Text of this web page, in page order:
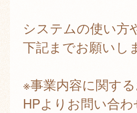
システムの使い方
下記までお願いし
※事業内容に関す
HPよりお問い合わ